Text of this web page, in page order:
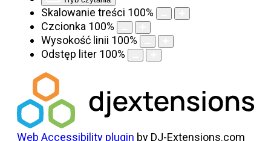
Skalowanie treści 100%
Czcionka 100%
Wysokość linii 100%
Odstęp liter 100%
Web Accessibility plugin by DJ-Extensions.com